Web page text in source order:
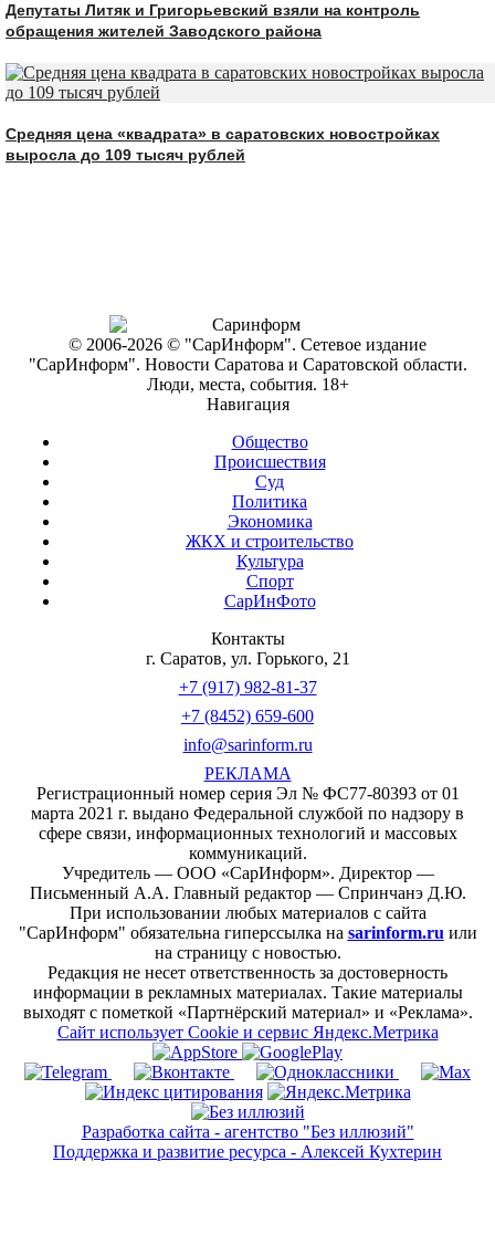
Депутаты Литяк и Григорьевский взяли на контроль
обращения жителей Заводского района
Средняя цена «квадрата» в саратовских новостройках
выросла до 109 тысяч рублей
© 2006-2026 © "СарИнформ". Сетевое издание
"СарИнформ". Новости Саратова и Саратовской области.
Люди, места, события. 18+
Навигация
Общество
Происшествия
Суд
Политика
Экономика
ЖКХ и строительство
Культура
Спорт
СарИнФото
Контакты
г. Саратов, ул. Горького, 21
+7 (917) 982-81-37
+7 (8452) 659-600
info@sarinform.ru
РЕКЛАМА
Регистрационный номер серия Эл № ФС77-80393 от 01
марта 2021 г. выдано Федеральной службой по надзору в
сфере связи, информационных технологий и массовых
коммуникаций.
Учредитель — ООО «СарИнформ». Директор —
Письменный А.А. Главный редактор — Спринчанэ Д.Ю.
При использовании любых материалов с сайта
"СарИнформ" обязательна гиперссылка на sarinform.ru или
на страницу с новостью.
Редакция не несет ответственность за достоверность
информации в рекламных материалах. Такие материалы
выходят с пометкой «Партнёрский материал» и «Реклама».
Сайт использует Cookie и сервиc Яндекс.Метрика
Разработка сайта - агентство "Без иллюзий"
Поддержка и развитие ресурса - Алексей Кухтерин